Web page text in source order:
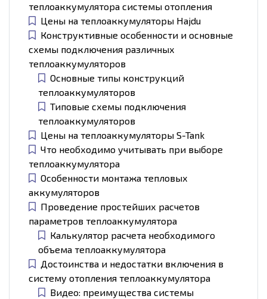
теплоаккумулятора системы отопления
Цены на теплоаккумуляторы Hajdu
Конструктивные особенности и основные
схемы подключения различных
теплоаккумуляторов
Основные типы конструкций
теплоаккумуляторов
Типовые схемы подключения
теплоаккумуляторов
Цены на теплоаккумуляторы S-Tank
Что необходимо учитывать при выборе
теплоаккумулятора
Особенности монтажа тепловых
аккумуляторов
Проведение простейших расчетов
параметров теплоаккумулятора
Калькулятор расчета необходимого
объема теплоаккумулятора
Достоинства и недостатки включения в
систему отопления теплоаккумулятора
Видео: преимущества системы